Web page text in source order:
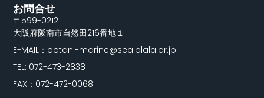
お問合せ
〒599-0212
大阪府阪南市自然田216番地１
E-MAIL：ootani-marine@sea.plala.or.jp
TEL: 072-473-2838
FAX：072-472-0068